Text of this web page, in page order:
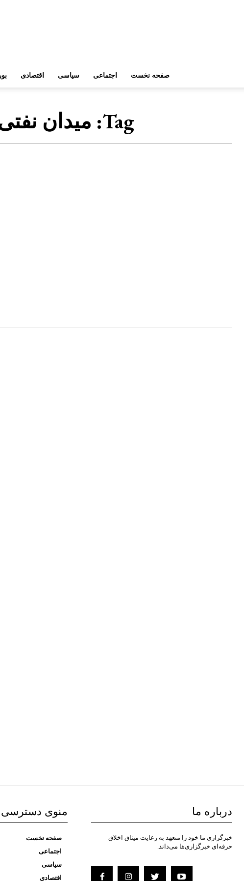
صفحه نخست اجتماعی سیاسی اقتصادی
Tag: میدان
درباره ما
خبرگزاری ما خود را متعهد به رعایت میثاق اخلاق
حرفه‌ای خبرگزاری‌ها می‌داند.
منوی
صفحه نخست
اجتماعی
سیاسی
اقتصادی